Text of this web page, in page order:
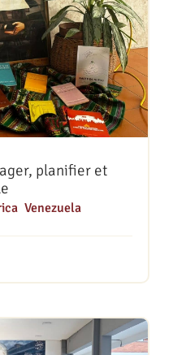
planifier et
, Venezuela